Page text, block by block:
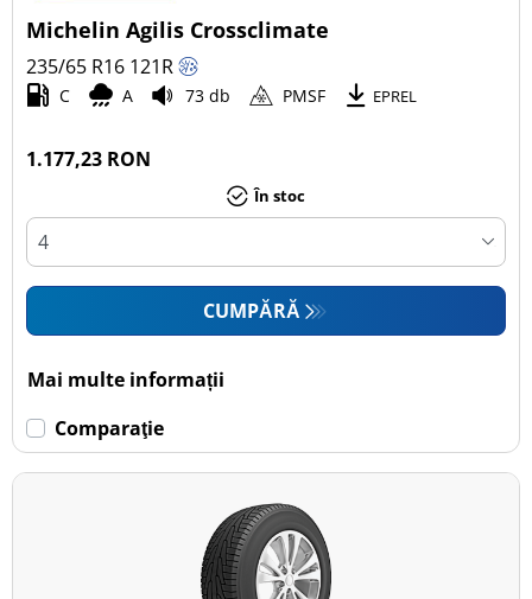
Michelin Agilis Crossclimate
235/65 R16 121R
C A 73 db PMSF EPREL
1.177,23 RON
În stoc
CUMPĂRĂ
Mai multe informații
Comparaţie